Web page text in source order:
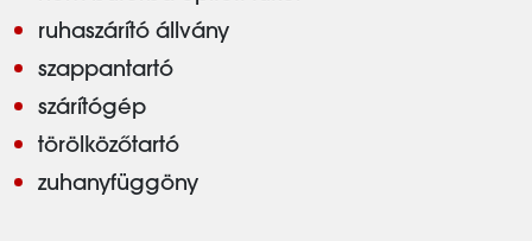
ruhaszárító állvány
szappantartó
szárítógép
törölközőtartó
zuhanyfüggöny